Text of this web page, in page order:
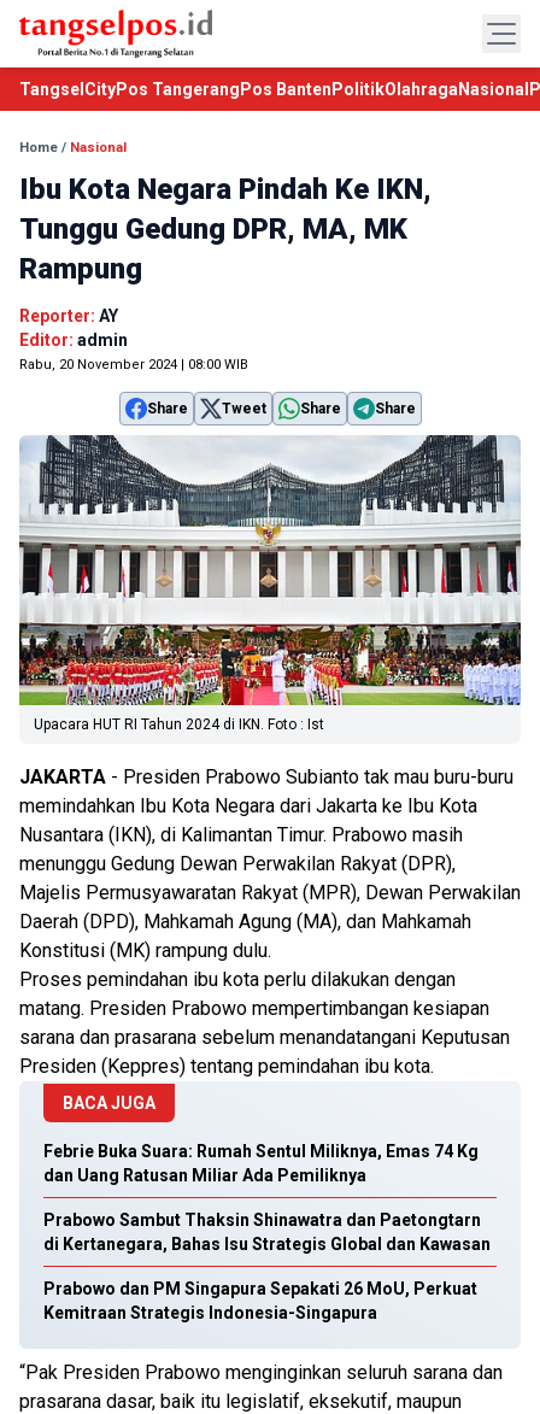
TangselCityPos Tangerang Pos Banten PolitikOlahraga Nasional
Home / Nasional
Ibu Kota Negara Pindah Ke IKN,
Tunggu Gedung DPR, MA, MK
Rampung
Reporter: AY
Editor: admin
Rabu, 20 November 2024 | 08:00 WIB
Share Tweet Share Share
Upacara HUT RI Tahun 2024 di IKN. Foto : Ist
JAKARTA - Presiden Prabowo Subianto tak mau buru-buru
memindahkan Ibu Kota Negara dari Jakarta ke Ibu Kota
Nusantara (IKN), di Kalimantan Timur. Prabowo masih
menunggu Gedung Dewan Perwakilan Rakyat (DPR),
Majelis Permusyawaratan Rakyat (MPR), Dewan Perwakilan
Daerah (DPD), Mahkamah Agung (MA), dan Mahkamah
Konstitusi (MK) rampung dulu.
Proses pemindahan ibu kota perlu dilakukan dengan
matang. Presiden Prabowo mempertimbangan kesiapan
sarana dan prasarana sebelum menandatangani Keputusan
Presiden (Keppres) tentang pemindahan ibu kota.
BACA JUGA
Febrie Buka Suara: Rumah Sentul Miliknya, Emas 74 Kg
dan Uang Ratusan Miliar Ada Pemiliknya
Prabowo Sambut Thaksin Shinawatra dan Paetongtarn
di Kertanegara, Bahas Isu Strategis Global dan Kawasan
Prabowo dan PM Singapura Sepakati 26 MoU, Perkuat
Kemitraan Strategis Indonesia-Singapura
“Pak Presiden Prabowo menginginkan seluruh sarana dan
prasarana dasar, baik itu legislatif, eksekutif, maupun